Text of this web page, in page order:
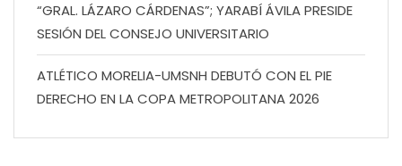
“GRAL. LÁZARO CÁRDENAS”; YARABÍ ÁVILA PRESIDE
SESIÓN DEL CONSEJO UNIVERSITARIO
ATLÉTICO MORELIA-UMSNH DEBUTÓ CON EL PIE
DERECHO EN LA COPA METROPOLITANA 2026